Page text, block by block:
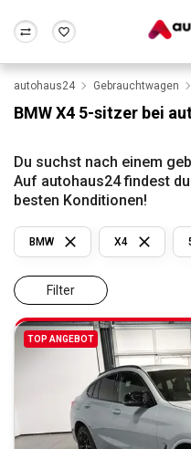
Wir bewerten dein Auto
Alle
Rund um
Frankfurt Wuppertal
autohaus24 Gebrauchtwagen
BMW X4 5-sitzer bei
Du suchst nach einem
Auf autohaus24 findest
besten Konditionen!
Filter
BMW X4
TOP ANGEBOT